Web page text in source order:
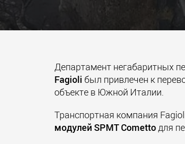
Департамент негабаритных
Fagioli был привлечен к
объекте в Южной Италии.
Транспортная компания
модулей SPMT Comettoдля